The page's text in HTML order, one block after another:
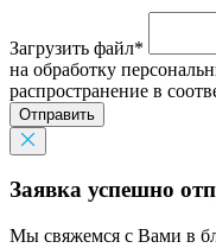
Загрузить файл*
на обработку
распространение в
Отправить
Заявка успешно
Мы свяжемся с Вами в